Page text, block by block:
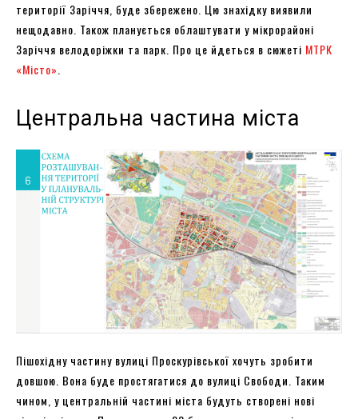
території Заріччя, буде збережено. Цю знахідку виявили
нещодавно. Також планується облаштувати у мікрорайоні
Заріччя велодоріжки та парк. Про це йдеться в сюжеті МТРК
«Місто»
Центральна частина міста
Пішохідну частину вулиці Проскурівської хочуть зробити
довшою. Вона буде простягатися до вулиці Свободи. Таким
чином, у центральній частині міста будуть створені нові